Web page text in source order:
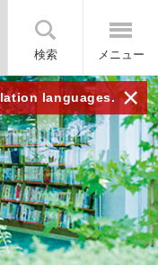
検索 メニュー
languages. ×